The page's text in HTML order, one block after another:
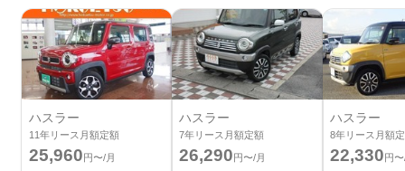
ハスラー
11年リース月額定額
25,960円〜/月
ハスラー
7年リース月額定額
26,290円〜/月
ハスラー
8年リース月額
22,330円